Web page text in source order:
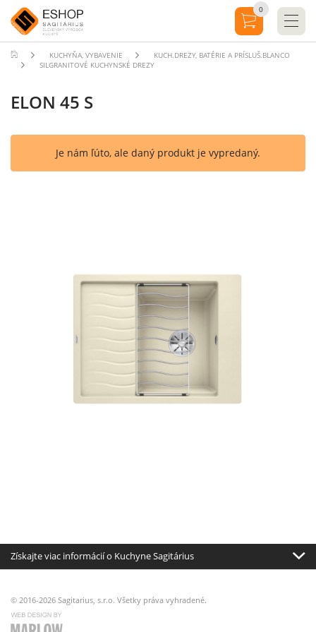
KUCHYŇA, VYBAVENIE
KUCH.DREZY, BATÉRIE A PRÍSLUŠ.BLANCO
SILGRANITOVÉ KUCHYNSKÉ DREZY
ELON 45 S
Je nám ľúto, ale daný produkt je vypredaný.
Získajte viac informácií o Kuchyne Sagitárius
© 2016-2026 Sagitarius, s.r.o. Všetky práva vyhradené.
0